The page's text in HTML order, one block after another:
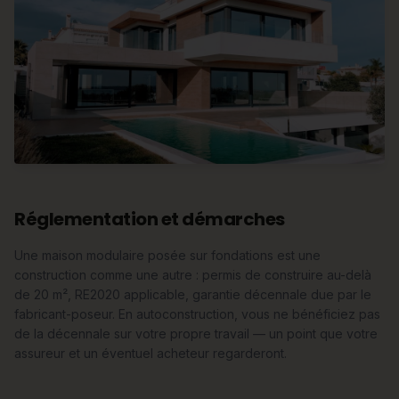
Réglementation et démarches
Une maison modulaire posée sur fondations est une
construction comme une autre : permis de construire au-delà
de 20 m², RE2020 applicable, garantie décennale due par le
fabricant-poseur. En autoconstruction, vous ne bénéficiez pas
de la décennale sur votre propre travail — un point que votre
assureur et un éventuel acheteur regarderont.